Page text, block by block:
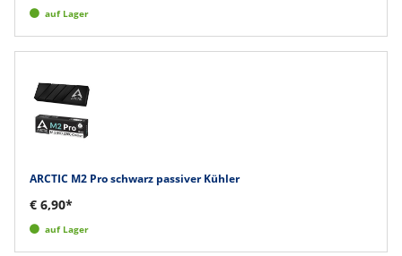
auf Lager
ARCTIC M2 Pro schwarz passiver Kühler
€ 6,90*
auf Lager